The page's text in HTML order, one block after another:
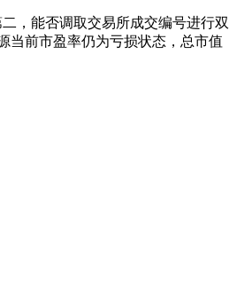
，能否调取交易所成交编号进行双
当前市盈率仍为亏损状态，总市值